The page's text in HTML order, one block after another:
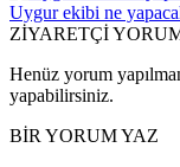
Uygur ekibi ne
ZİYARETÇİ
Henüz yorum
yapabilirsiniz.
BİR YORUM YAZ